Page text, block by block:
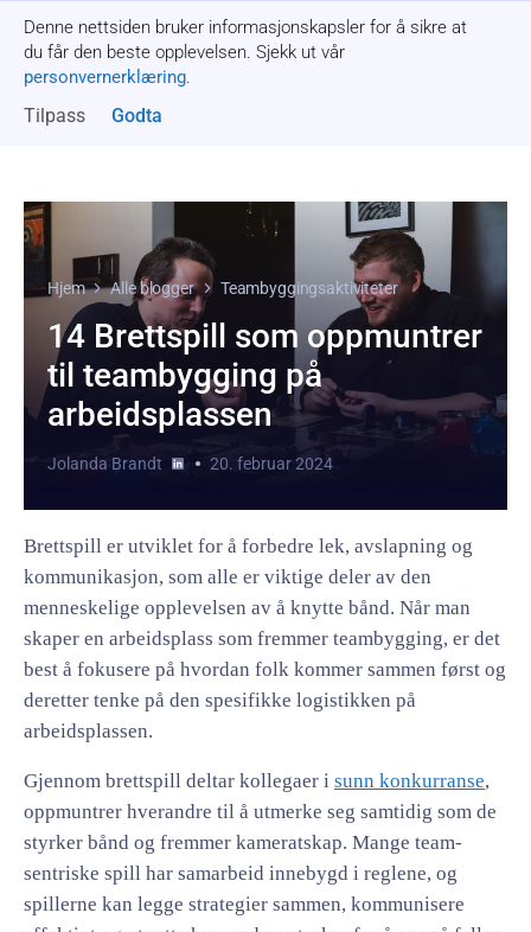
Denne nettsiden bruker informasjonskapsler for å sikre at
du får den beste opplevelsen. Sjekk ut vår
personvernerklæring.
Tilpass Godta
Få et tilbud
Hjem Alle blogger Teambyggingsaktiviteter
14 Brettspill som oppmuntrer
til teambygging på
arbeidsplassen
Jolanda Brandt 20. februar 2024
Brettspill er utviklet for å forbedre lek, avslapning og
kommunikasjon, som alle er viktige deler av den
menneskelige opplevelsen av å knytte bånd. Når man
skaper en arbeidsplass som fremmer teambygging, er det
best å fokusere på hvordan folk kommer sammen først og
deretter tenke på den spesifikke logistikken på
arbeidsplassen.
Gjennom brettspill deltar kollegaer i sunn konkurranse,
oppmuntrer hverandre til å utmerke seg samtidig som de
styrker bånd og fremmer kameratskap. Mange team-
sentriske spill har samarbeid innebygd i reglene, og
spillerne kan legge strategier sammen, kommunisere